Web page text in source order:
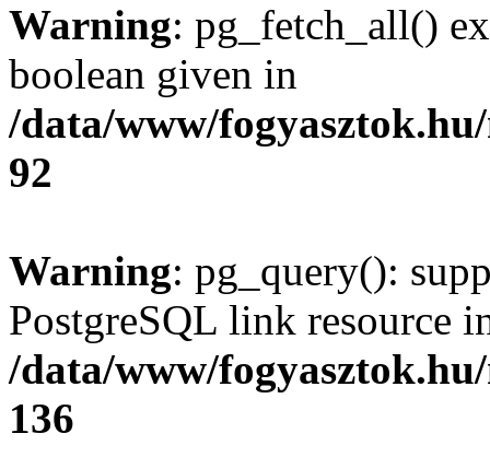
Warning: pg_fetch_all()
boolean given in
/data/www/
92
Warning: pg_query():
PostgreSQL link resource
/data/www/
136